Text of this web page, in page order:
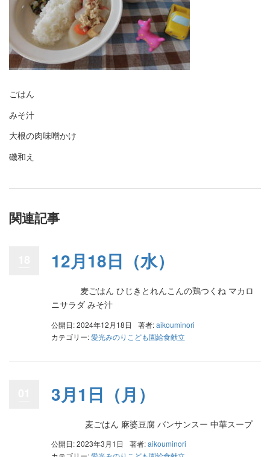
ごはん
みそ汁
大根の肉味噌かけ
磯和え
関連記事
12月18日（水）
麦ごはん ひじきとれんこんの鶏つくね マカロ
ニサラダ みそ汁
公開日: 2024年12月18日 著者:aikouminori
カテゴリー:愛光みのりこども園給食献立
3月1日（月）
麦ごはん 麻婆豆腐 バンサンスー 中華スープ
公開日: 2023年3月1日 著者:aikouminori